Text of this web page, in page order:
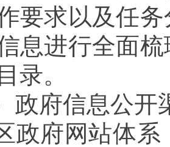
要求以及任
息进行全面
录。
政府信息公
政府网站体